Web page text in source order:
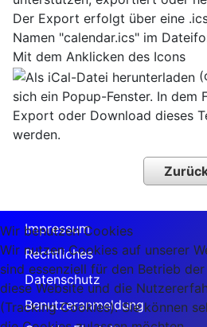
Der Export erfolgt über eine
Namen "calendar.ics" im
Mit dem Anklicken des Icons
sich ein Popup-Fenster. In dem
Export oder Download dieses
werden.
Impressum
Rechtliches
Datenschutz
Benutzeranmeldung
Wir benutzen Cookies
Wir nutzen Cookies auf unserer
sind essenziell für den Betrieb
diese Website und die
(Tracking Cookies). Sie können